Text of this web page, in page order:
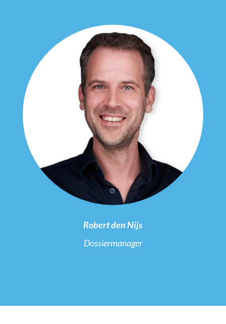
Robert den Nijs
Dossiermanager